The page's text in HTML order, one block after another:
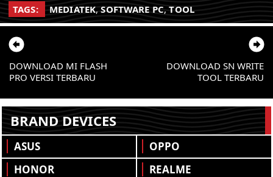
TAGS: MEDIATEK,SOFTWARE PC,TOOL
DOWNLOAD SN WRITE
TOOL TERBARU
DOWNLOAD MI FLASH
PRO VERSI TERBARU
BRAND DEVICES
ASUS
HONOR
OPPO
REALME